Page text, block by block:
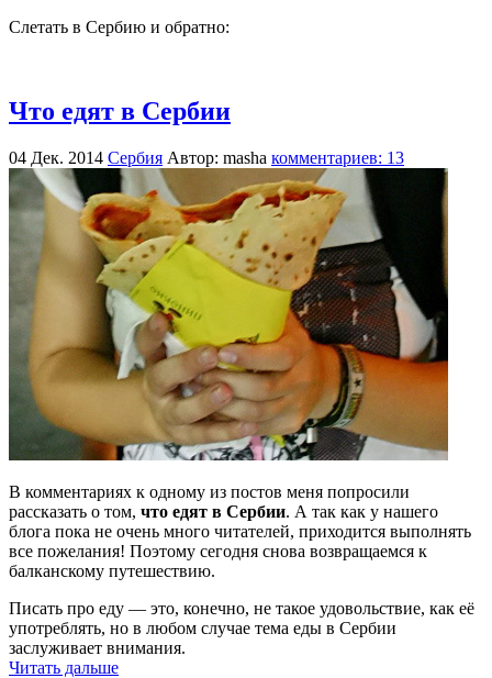
Слетать в Сербию и обратно:
Что едят в Сербии
04 Дек. 2014 Сербия Автор: masha комментариев: 13
В комментариях к одному из постов меня попросили
рассказать о том, что едят в Сербии. А так как у нашего
блога пока не очень много читателей, приходится выполнять
все пожелания! Поэтому сегодня снова возвращаемся к
балканскому путешествию.
Писать про еду — это, конечно, не такое удовольствие, как её
употреблять, но в любом случае тема еды в Сербии
заслуживает внимания.
Читать дальше